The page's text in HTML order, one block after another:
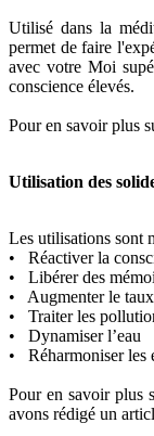
Utilisé dans la
permet de faire
avec votre Moi
conscience élevés.
Pour en savoir plus
Utilisation des
Les utilisations sont
• Réactiver la
• Libérer des
• Augmenter le
• Traiter les
• Dynamiser l’eau
• Réharmoniser les
Pour en savoir plus
avons rédigé un